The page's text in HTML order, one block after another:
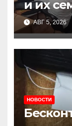
и их
АВГ 5, 2026
НОВОСТИ